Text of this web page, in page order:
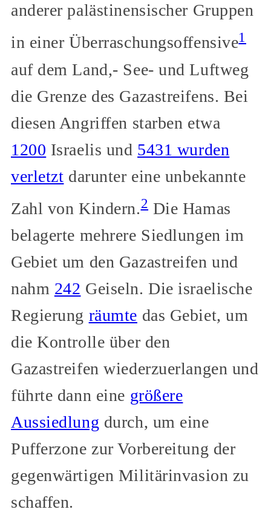
anderer palästinensischer Gruppen
in einer Überraschungsoffensive1
auf dem Land,- See- und Luftweg
die Grenze des Gazastreifens. Bei
diesen Angriffen starben etwa
1200 Israelis und 5431 wurden
verletzt darunter eine unbekannte
Zahl von Kindern.2Die Hamas
belagerte mehrere Siedlungen im
Gebiet um den Gazastreifen und
nahm 242 Geiseln. Die israelische
Regierung räumte das Gebiet, um
die Kontrolle über den
Gazastreifen wiederzuerlangen und
führte dann eine größere
Aussiedlung durch, um eine
Pufferzone zur Vorbereitung der
gegenwärtigen Militärinvasion zu
schaffen.